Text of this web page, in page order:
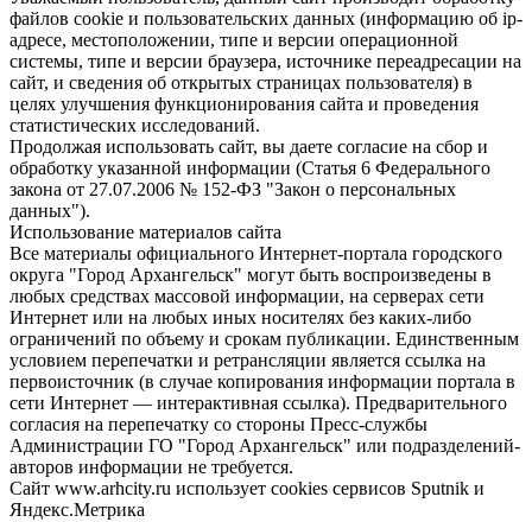
файлов cookie и пользовательских данных (информацию об ip-
адресе, местоположении, типе и версии операционной
системы, типе и версии браузера, источнике переадресации на
сайт, и сведения об открытых страницах пользователя) в
целях улучшения функционирования сайта и проведения
статистических исследований.
Продолжая использовать сайт, вы даете согласие на сбор и
обработку указанной информации (Статья 6 Федерального
закона от 27.07.2006 № 152-ФЗ "Закон о персональных
данных").
Использование материалов сайта
Все материалы официального Интернет-портала городского
округа "Город Архангельск" могут быть воспроизведены в
любых средствах массовой информации, на серверах сети
Интернет или на любых иных носителях без каких-либо
ограничений по объему и срокам публикации. Единственным
условием перепечатки и ретрансляции является ссылка на
первоисточник (в случае копирования информации портала в
сети Интернет — интерактивная ссылка). Предварительного
согласия на перепечатку со стороны Пресс-службы
Администрации ГО "Город Архангельск" или подразделений-
авторов информации не требуется.
Сайт www.arhcity.ru использует cookies сервисов Sputnik и
Яндекс.Метрика